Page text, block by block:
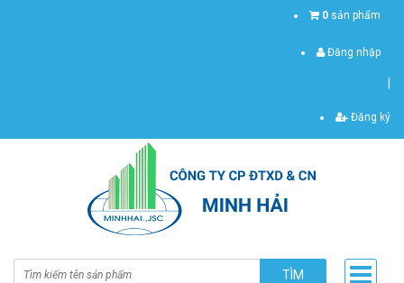
0 sản phẩm
Đăng nhập
Đăng ký
TÌM